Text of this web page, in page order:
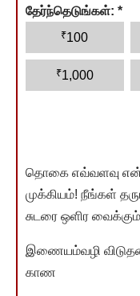
தேர்ந்தெடுங்கள்: *
₹100
₹1,000
தொகை எவ்வளவு
முக்கியம்! நீங்கள்
சுடரை ஒளிர
இணையம்வழி
காண